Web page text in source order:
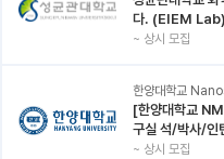
다. (EIEM Lab)
~ 상시 모집
[한양대학교
구실 석/박사/인
~ 상시 모집